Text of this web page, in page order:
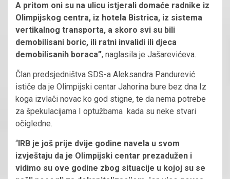
A pritom oni su na ulicu istjerali domaće radnike iz
Olimpijskog centra, iz hotela Bistrica, iz sistema
vertikalnog transporta, a skoro svi su bili
demobilisani boric, ili ratni invalidi ili djeca
demobilisanih boraca”, naglasila je Jašarevićeva.
Član predsjedništva SDS-a Aleksandra Pandurević
ističe da je Olimpijski centar Jahorina bure bez dna Iz
koga izvlači novac ko god stigne, te da nema potrebe
za špekulacijama I optužbama kada su neke stvari
očigledne.
“ IRB je još prije dvije godine navela u svom
izvještaju da je Olimpijski centar prezadužen i
vidimo su ove godine zbog situacije u kojoj su se